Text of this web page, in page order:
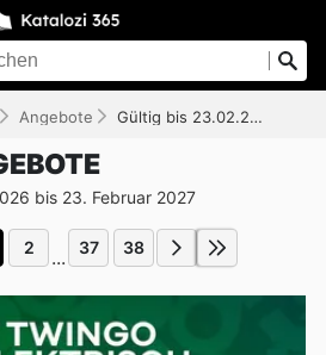
Angebote Gültig bis 23.02.2027
bis 23. Februar 2027
2 ... 37 38